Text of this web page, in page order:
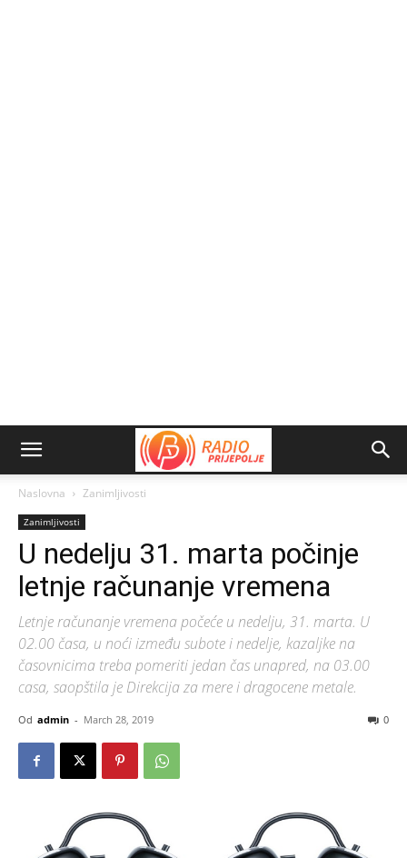
Naslovna Zanimljivosti
Zanimljivosti
U nedelju 31. marta počinje
letnje računanje vremena
Letnje računanje vremena počeće u nedelju, 31. marta. U
02.00 časa, u noći između subote i nedelje, kazaljke na
časovnicima treba pomeriti jedan čas unapred, na 03.00
casa, saopštila je Direkcija za mere i dragocene metale.
Od admin - March 28, 2019 0